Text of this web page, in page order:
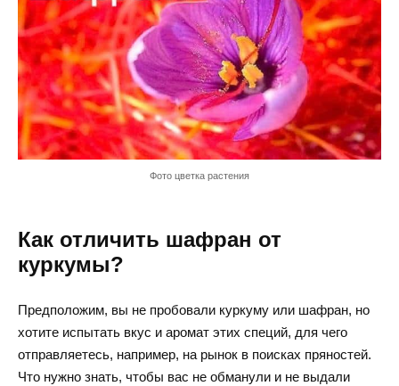
Фото цветка растения
Как отличить шафран от
куркумы?
Предположим, вы не пробовали куркуму или шафран, но
хотите испытать вкус и аромат этих специй, для чего
отправляетесь, например, на рынок в поисках пряностей.
Что нужно знать, чтобы вас не обманули и не выдали